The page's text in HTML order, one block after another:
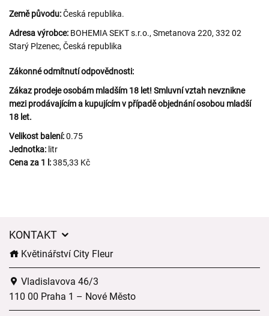
Země původu:Česká republika.
Adresa výrobce: BOHEMIA SEKT s.r.o., Smetanova 220, 332 02
Starý Plzenec, Česká republika
Zákonné odmítnutí odpovědnosti:
Zákaz prodeje osobám mladším 18 let! Smluvní vztah nevznikne
mezi prodávajícím a kupujícím v případě objednání osobou mladší
18 let.
Velikost balení:0.75
Jednotka: litr
Cena za 1 l:385,33 Kč
KONTAKT
Květinářství City Fleur
Vladislavova 46/3
110 00 Praha 1 – Nové Město